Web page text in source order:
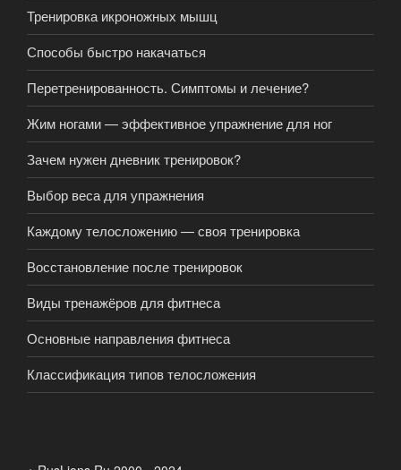
Тренировка икроножных мышц
Способы быстро накачаться
Перетренированность. Симптомы и лечение?
Жим ногами — эффективное упражнение для ног
Зачем нужен дневник тренировок?
Выбор веса для упражнения
Каждому телосложению — своя тренировка
Восстановление после тренировок
Виды тренажёров для фитнеса
Основные направления фитнеса
Классификация типов телосложения